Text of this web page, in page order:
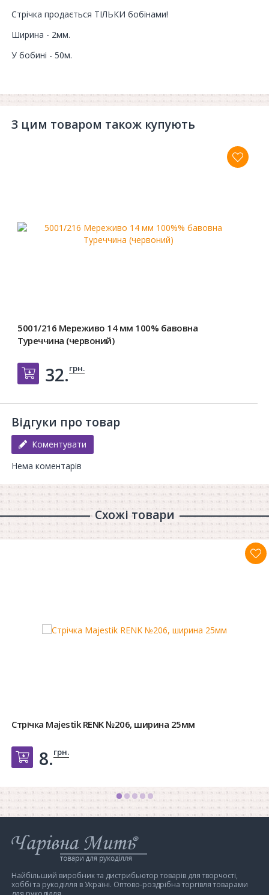
Стрічка продається ТІЛЬКИ бобінами!
Ширина - 2мм.
У бобині - 50м.
З цим товаром також купують
5001/216 Мереживо 14 мм 100% бавовна
Туреччина (червоний)
Добавить в корзину
32.грн.
Відгуки про товар
Коментувати
Нема коментарів
Схожі товари
25мм Стрічка Majestik RENK №182,
Інтернет-
магазин
Мить
Найбільший виробник та дистрибьютор товарів для творчості,
хоббі та рукоділля в Україні. Оптово-роздрібна торгівля товарами